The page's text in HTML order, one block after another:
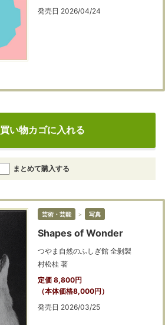
発売日 2026/04/24
買い物カゴに入れる
まとめて購入する
芸術・芸能 ＞ 写真
Shapes of Wonder
つやま自然のふしぎ館 全剝製
村松桂 著
定価 8,800円
（本体価格8,000円）
発売日 2026/03/25